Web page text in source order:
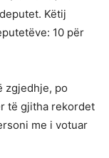
Këtij
10 për
zgjedhje, po
të gjitha rekordet
me i votuar